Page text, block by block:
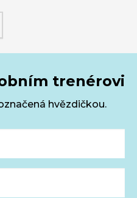
trenérovi
hvězdičkou.